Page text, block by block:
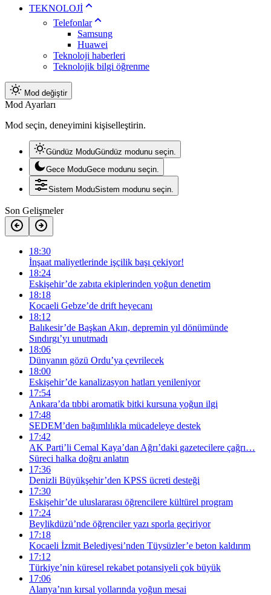
TEKNOLOJİ
Telefonlar
Samsung
Huawei
Teknoloji haberleri
Teknolojik bilgi öğrenme
Mod değiştir
Mod Ayarları
Mod seçin, deneyimini kişiselleştirin.
Gündüz ModuGündüz modunu seçin.
Gece ModuGece modunu seçin.
Sistem ModuSistem modunu seçin.
Son Gelişmeler
18:30
İnşaat maliyetlerinde işçilik başı çekiyor!
18:24
Eskişehir’de zabıta ekiplerinden yoğun denetim
18:18
Kocaeli Gebze’de drift heyecanı
18:12
Balıkesir’de Başkan Akın, depremin yıl dönümünde
Sındırgı’yı unutmadı
18:06
Dünyanın gözü Ordu’ya çevrilecek
18:00
Eskişehir’de kanalizasyon hatları yenileniyor
17:54
Ankara’da tıbbi aromatik bitki kursuna yoğun ilgi
17:48
SEDEM’den bağımlılıkla mücadeleye destek
17:42
AK Parti’li Cemal Kaya’dan Ağrı’daki gazetecilere çağrı…
Süreci halka doğru anlatın
17:36
Denizli Büyükşehir’den KPSS ücreti desteği
17:30
Eskişehir’de uluslararası öğrencilere kültürel program
17:24
Beylikdüzü’nde öğrenciler yazı sporla geçiriyor
17:18
Kocaeli İzmit Belediyesi’nden Tüysüzler’e beton kaldırım
17:12
Türkiye’nin küresel rekabet potansiyeli çok büyük
17:06
Alanya’nın kırsal yollarında yoğun mesai